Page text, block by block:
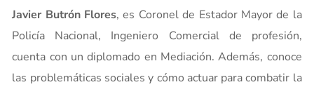
Javier Butrón Flores, es Coronel de Estador Mayor de la
Policía Nacional, Ingeniero Comercial de profesión,
cuenta con un diplomado en Mediación. Además, conoce
las problemáticas sociales y cómo actuar para combatir la